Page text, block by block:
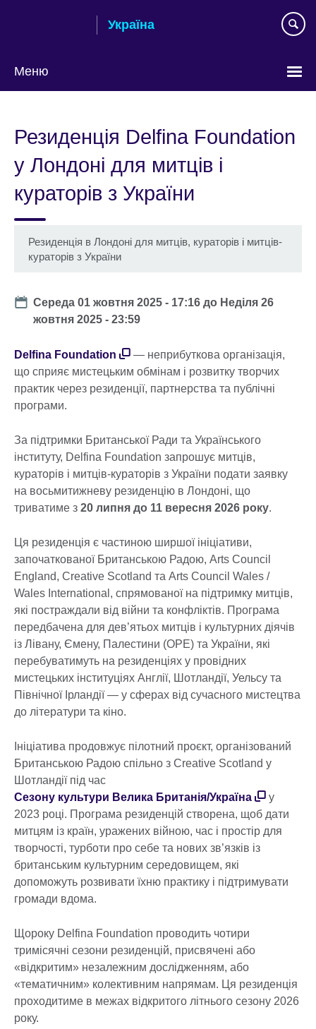
Україна
Меню
language
Резиденція Delfina Foundation
у Лондоні для митців і
кураторів з України
Резиденція в Лондоні для митців, кураторів і митців-
кураторів з України
Date
Середа 01 жовтня 2025 - 17:16 до Неділя 26
жовтня 2025 - 23:59
Delfina Foundation
— неприбуткова організація,
що сприяє мистецьким обмінам і розвитку творчих
практик через резиденції, партнерства та публічні
програми.
За підтримки Британської Ради та Українського
інституту, Delfina Foundation запрошує митців,
кураторів і митців-кураторів з України подати заявку
на восьмитижневу резиденцію в Лондоні, що
триватиме з 20 липня до 11 вересня 2026 року.
Ця резиденція є частиною ширшої ініціативи,
започаткованої Британською Радою, Arts Council
England, Creative Scotland та Arts Council Wales /
Wales International, спрямованої на підтримку митців,
які постраждали від війни та конфліктів. Програма
передбачена для дев’ятьох митців і культурних діячів
із Лівану, Ємену, Палестини (OPE) та України, які
перебуватимуть на резиденціях у провідних
мистецьких інституціях Англії, Шотландії, Уельсу та
Північної Ірландії — у сферах від сучасного мистецтва
до літератури та кіно.
Ініціатива продовжує пілотний проєкт, організований
Британською Радою спільно з Creative Scotland у
Шотландії під час
Сезону культури Велика Британія/Україна
у
2023 році. Програма резиденцій створена, щоб дати
митцям із країн, уражених війною, час і простір для
творчості, турботи про себе та нових зв’язків із
британським культурним середовищем, які
допоможуть розвивати їхню практику і підтримувати
громади вдома.
Щороку Delfina Foundation проводить чотири
тримісячні сезони резиденцій, присвячені або
«відкритим» незалежним дослідженням, або
«тематичним» колективним напрямам. Ця резиденція
проходитиме в межах відкритого літнього сезону 2026
року.